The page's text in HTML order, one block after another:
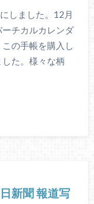
しました。12月
チカルカレンダ
の手帳を購入し
た。様々な柄
新聞 報道写